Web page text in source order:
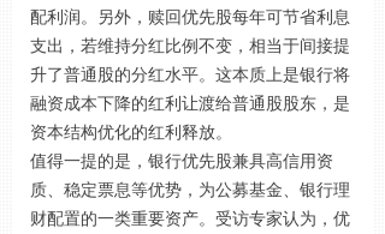
配利润。另外，赎回优先股每年可节省利息
支出，若维持分红比例不变，相当于间接提
升了普通股的分红水平。这本质上是银行将
融资成本下降的红利让渡给普通股股东，是
资本结构优化的红利释放。
值得一提的是，银行优先股兼具高信用资
质、稳定票息等优势，为公募基金、银行理
财配置的一类重要资产。受访专家认为，优